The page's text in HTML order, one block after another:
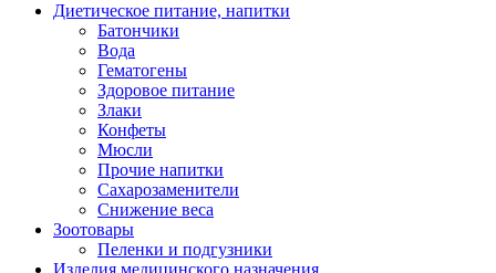
Диетическое питание, напитки
Батончики
Вода
Гематогены
Здоровое питание
Злаки
Конфеты
Мюсли
Прочие напитки
Сахарозаменители
Снижение веса
Зоотовары
Пеленки и подгузники
Изделия медицинского назначения